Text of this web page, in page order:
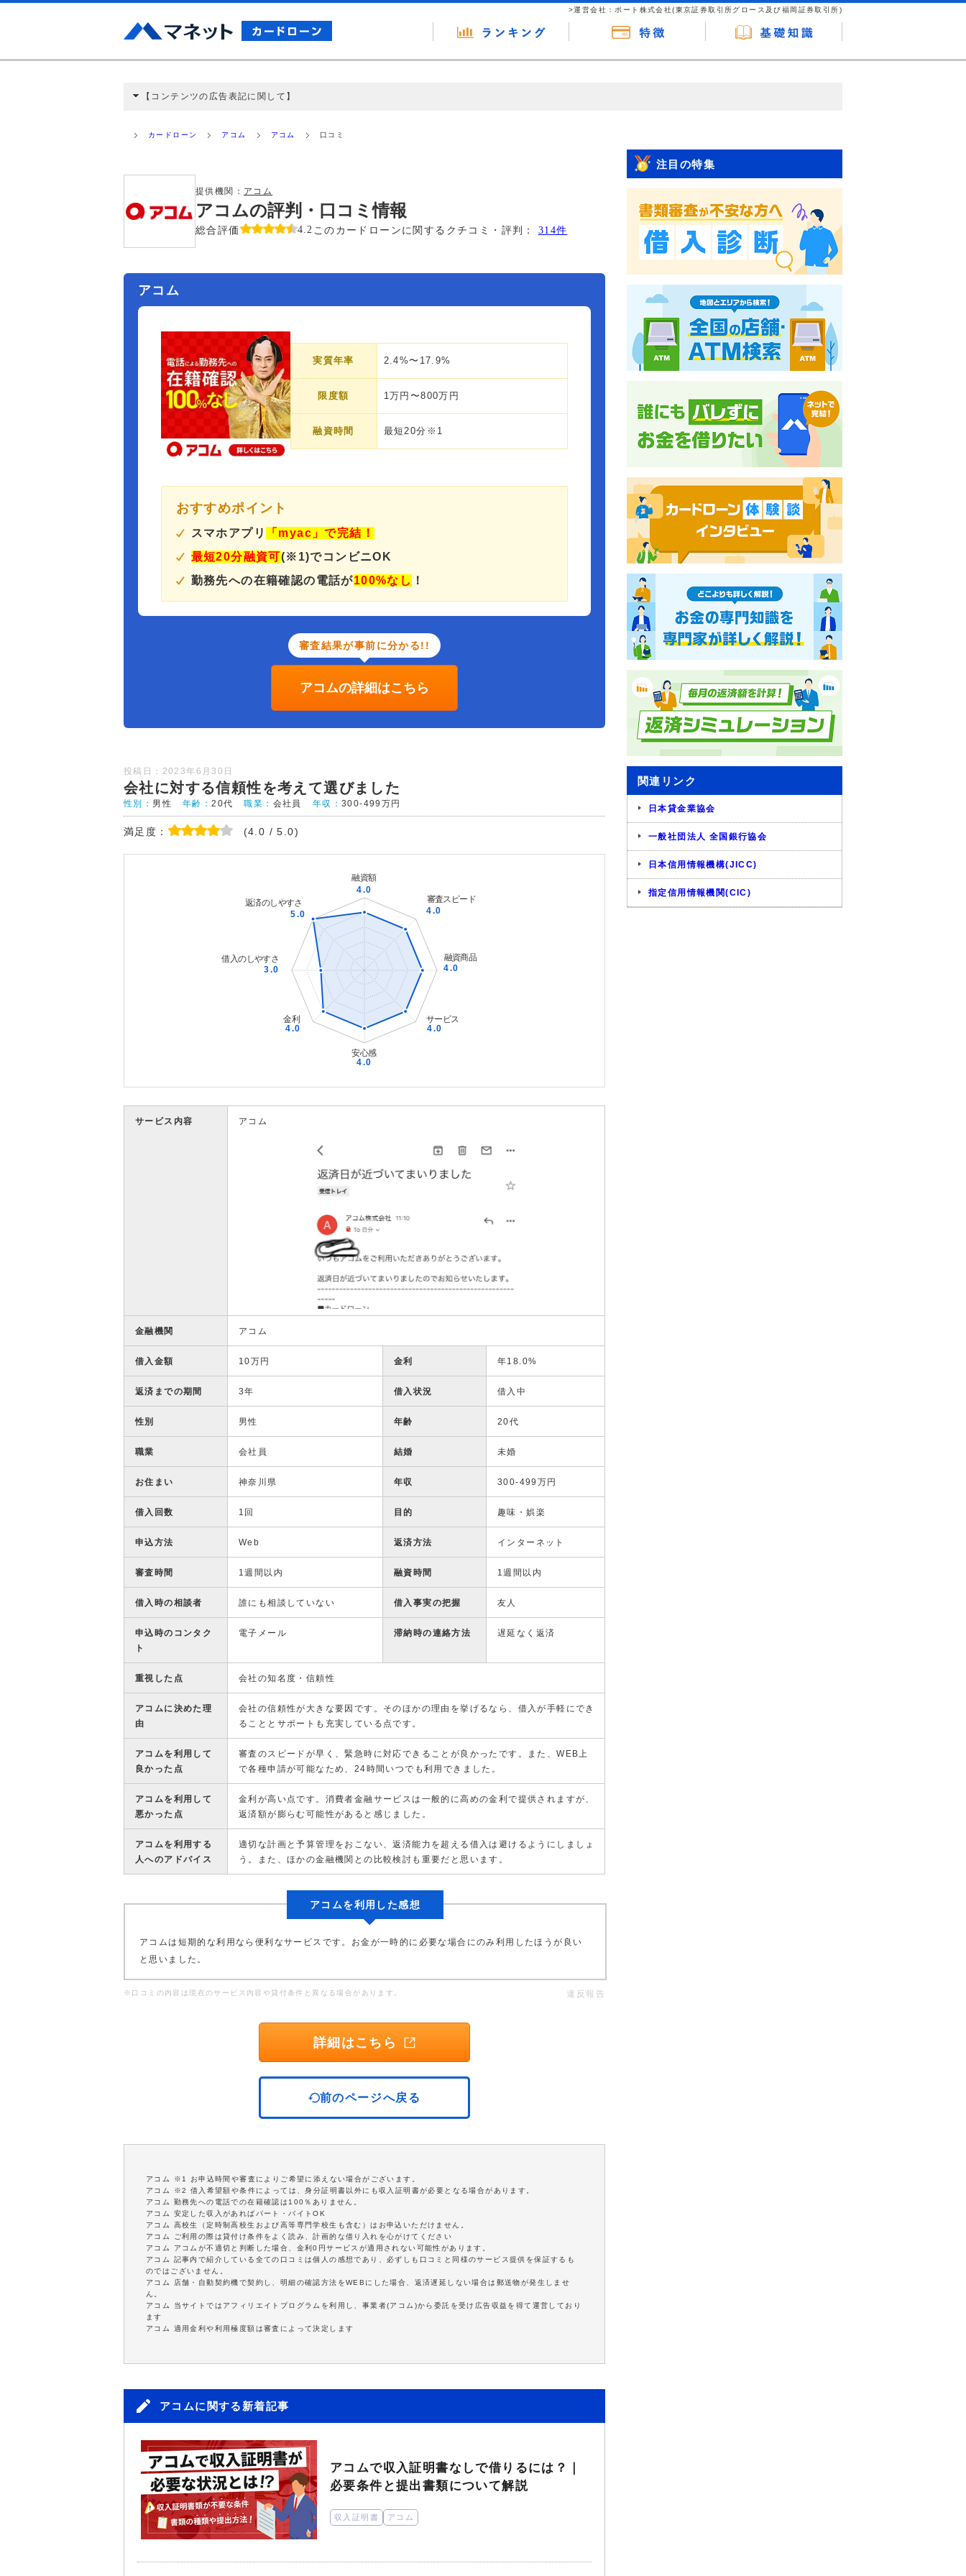
>運営会社：ポート株式会社(東京証券取引所グロース及び福岡証券取引所)
【コンテンツの広告表記に関して】
ミ収集などに基づき、公平性を担保した情報提供を行っています。
カードローン アコム アコム 口コミ
提供機関： アコム
アコムの評判・口コミ情報
総合評価 4.2 このカードローンに関するクチコミ・評判： 314件
アコム
実質年率 2.4%〜17.9%
限度額 1万円〜800万円
融資時間 最短20分※1
おすすめポイント
スマホアプリ
「myac」で完結！
最短20分融資可(※1)でコンビニOK
勤務先への在籍確認の電話が100%なし ！
審査結果が事前に分かる!!
アコムの詳細はこちら
投稿日：2023年6月30日
会社に対する信頼性を考えて選びました
性別： 男性 年齢：20代 職業： 会社員 年収：300-499万円
満足度： (4.0 / 5.0)
サービス内容 アコム
金融機関 アコム
借入金額 10万円 金利 年18.0%
返済までの期間 3年 借入状況 借入中
性別 男性 年齢 20代
職業 会社員 結婚 未婚
お住まい 神奈川県 年収 300-499万円
借入回数 1回 目的 趣味・娯楽
申込方法 Web 返済方法 インターネット
審査時間 1週間以内 融資時間 1週間以内
借入時の相談者 誰にも相談していない 借入事実の把握 友人
申込時のコンタク
ト
電子メール 滞納時の連絡方法 遅延なく返済
重視した点 会社の知名度・信頼性
アコムに決めた理
由
会社の信頼性が大きな要因です。そのほかの理由を挙げるなら、借入が手軽にでき
ることとサポートも充実している点です。
アコムを利用して
良かった点
審査のスピードが早く、緊急時に対応できることが良かったです。また、WEB上
で各種申請が可能なため、24時間いつでも利用できました。
アコムを利用して
悪かった点
金利が高い点です。消費者金融サービスは一般的に高めの金利で提供されますが、
返済額が膨らむ可能性があると感じました。
アコムを利用する
人へのアドバイス
適切な計画と予算管理をおこない、返済能力を超える借入は避けるようにしましょ
う。また、ほかの金融機関との比較検討も重要だと思います。
アコムを利用した感想
アコムは短期的な利用なら便利なサービスです。お金が一時的に必要な場合にのみ利用したほうが良い
と思いました。
※口コミの内容は現在のサービス内容や貸付条件と異なる場合があります。 違反報告
詳細はこちら
前のページへ戻る
アコム ※1 お申込時間や審査によりご希望に添えない場合がございます。
アコム ※2 借入希望額や条件によっては、身分証明書以外にも収入証明書が必要となる場合があります。
アコム 勤務先への電話での在籍確認は100％ありません。
アコム 安定した収入があればパート・バイトOK
アコム 高校生（定時制高校生および高等専門学校生も含む）はお申込いただけません。
アコム ご利用の際は貸付け条件をよく読み、計画的な借り入れを心がけてください
アコム アコムが不適切と判断した場合、金利0円サービスが適用されない可能性があります。
アコム 記事内で紹介している全ての口コミは個人の感想であり、必ずしも口コミと同様のサービス提供を保証するも
のではございません。
アコム 店舗・自動契約機で契約し、明細の確認方法をWEBにした場合、返済遅延しない場合は郵送物が発生しませ
ん。
アコム 当サイトではアフィリエイトプログラムを利用し、事業者(アコム)から委託を受け広告収益を得て運営しており
ます
アコム 適用金利や利用極度額は審査によって決定します
アコムに関する新着記事
アコムで収入証明書なしで借りるには？｜
必要条件と提出書類について解説
収入証明書 アコム
注目の特集
関連リンク
日本貸金業協会
一般社団法人 全国銀行協会
日本信用情報機構(JICC)
指定信用情報機関(CIC)